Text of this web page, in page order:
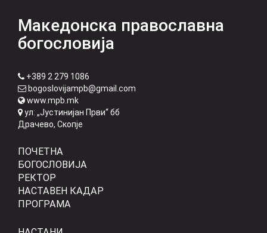
Македонска православна
богословија
+389 2 279 1086
bogoslovijampb@gmail.com
www.mpb.mk
ул: „Јустинијан Први“ бб
Драчево, Скопје
ПОЧЕТНА
БОГОСЛОВИЈА
РЕКТОР
НАСТАВЕН КАДАР
ПРОГРАМА